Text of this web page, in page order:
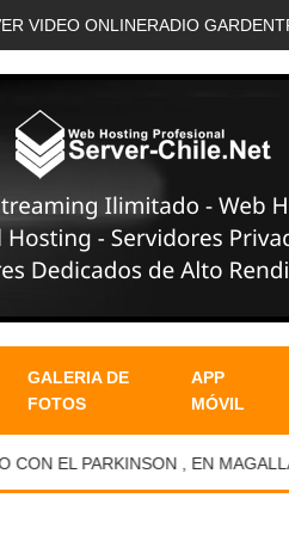
VIDEO ONLINERADIO GARDEN
GALERIA DE
FOTOS
APP
MÓVIL
EL PARKINSON , EN